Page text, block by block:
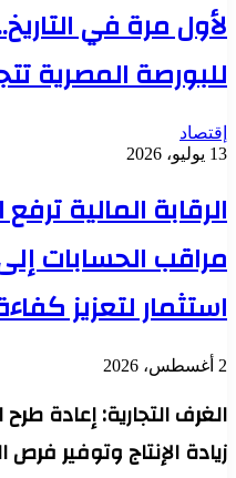
لأول مرة في
للبورصة المصرية تتجاوز 4
إقتصاد
13 يوليو، 2026
الرقابة المالية
مراقب الحسابات
استثمار لتعزيز
2 أغسطس، 2026
الغرف التجارية: إعادة
زيادة الإنتاج وتوفير فرص